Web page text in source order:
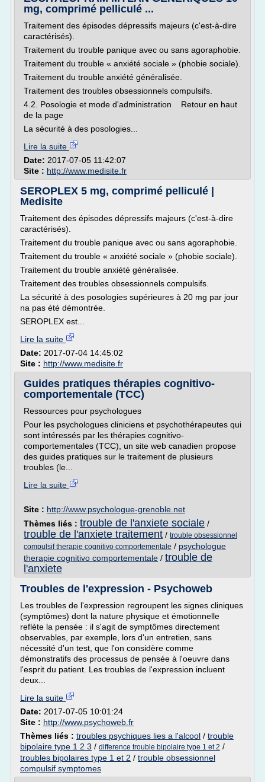
mg, comprimé pelliculé ...
Traitement des épisodes dépressifs majeurs (c'est-à-dire
caractérisés).
Traitement du trouble panique avec ou sans agoraphobie.
Traitement du trouble « anxiété sociale » (phobie sociale).
Traitement du trouble anxiété généralisée.
Traitement des troubles obsessionnels compulsifs.
4.2. Posologie et mode d'administration Retour en haut
de la page
La sécurité à des posologies...
Lire la suite
Date: 2017-07-05 11:42:07
Site : http://www.medisite.fr
SEROPLEX 5 mg, comprimé pelliculé |
Medisite
Traitement des épisodes dépressifs majeurs (c'est-à-dire
caractérisés).
Traitement du trouble panique avec ou sans agoraphobie.
Traitement du trouble « anxiété sociale » (phobie sociale).
Traitement du trouble anxiété généralisée.
Traitement des troubles obsessionnels compulsifs.
La sécurité à des posologies supérieures à 20 mg par jour
na pas été démontrée.
SEROPLEX est...
Lire la suite
Date: 2017-07-04 14:45:02
Site : http://www.medisite.fr
Guides pratiques thérapies cognitivo-
comportementale (TCC)
Ressources pour psychologues
Pour les psychologues cliniciens et psychothérapeutes qui
sont intéressés par les thérapies cognitivo-
comportementales (TCC), un site web canadien propose
des guides pratiques sur le traitement de plusieurs
troubles (le...
Lire la suite
Site : http://www.psychologue-grenoble.net
Thèmes liés : trouble de l'anxiete sociale /
trouble de l'anxiete traitement / trouble obsessionnel
compulsif therapie cognitivo comportementale / psychologue
therapie cognitivo comportementale / trouble de
l'anxiete
Troubles de l'expression - Psychoweb
Les troubles de l'expression regroupent les signes cliniques
(symptômes) dont la nature physique et émotionnelle
reflète la pensée : il s'agit de symptômes directement
observables, par exemple, lors d'un entretien, sans
nécessité d'un test, que l'on considère comme
démonstratifs des processus de pensée à l'oeuvre dans
l'esprit du patient. Les troubles de l'expression incluent
deux...
Lire la suite
Date: 2017-07-05 10:01:24
Site : http://www.psychoweb.fr
Thèmes liés : troubles psychiques lies a l'alcool / trouble
bipolaire type 1 2 3 / difference trouble bipolaire type 1 et 2 /
troubles bipolaires type 1 et 2 / trouble obsessionnel
compulsif symptomes